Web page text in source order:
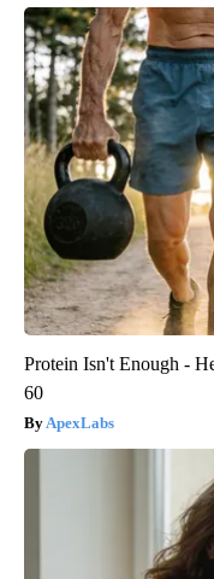
Protein Isn't Enough -
60
ApexLabs